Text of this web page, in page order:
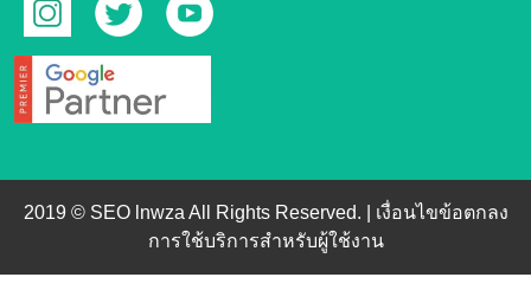
2019 © SEO lnwza All Rights Reserved. | เงื่อนไขข้อตกลง
การใช้บริการสำหรับผู้ใช้งาน